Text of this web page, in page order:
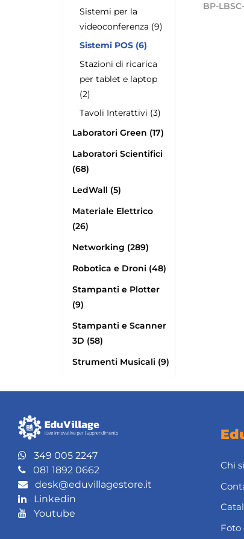
Sistemi per la
videoconferenza (9)
Sistemi POS (6)
Stazioni di ricarica
per tablet e laptop
(2)
Tavoli Interattivi (3)
Laboratori Green (17)
Laboratori Scientifici
(68)
LedWall (5)
Materiale Elettrico
(26)
Networking (289)
Robotica e Droni (48)
Stampanti e Plotter
(9)
Stampanti e Scanner
3D (58)
Strumenti Musicali (9)
BP-
349 005 2247
081 1892 0662
desk@eduvillagestore.it
Linkedin
Youtube
Chi
Foto